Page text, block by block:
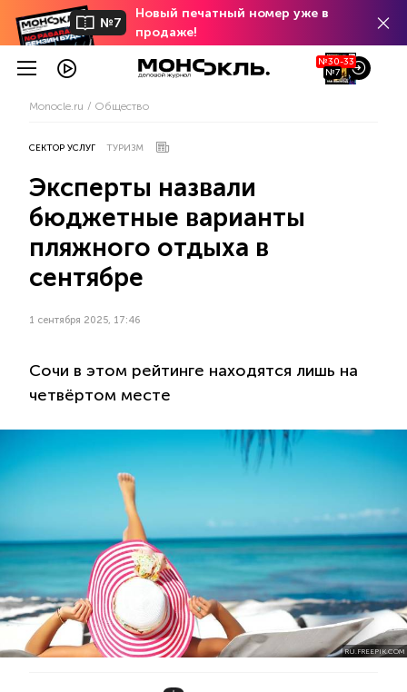
№7
Новый печатный номер уже в
продаже!
№30-33
№7
Monocle.ru Общество
СЕКТОР УСЛУГ ТУРИЗМ
Эксперты назвали
бюджетные варианты
пляжного отдыха в
сентябре
1 сентября 2025, 17:46
Сочи в этом рейтинге находятся лишь на
четвёртом месте
RU.FREEPIK.COM